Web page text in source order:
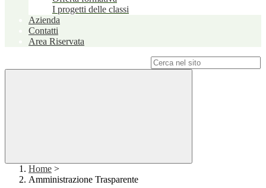
I progetti delle classi
Azienda
Contatti
Area Riservata
Home >
Amministrazione Trasparente